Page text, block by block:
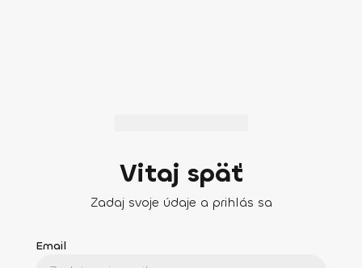
Vitaj späť
Zadaj svoje údaje a prihlás sa
Email